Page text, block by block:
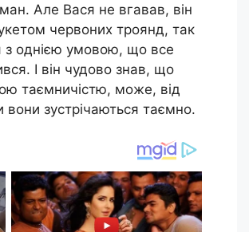
Але Вася не вгавав, він
червоних троянд, так
з однією умовою, що все
І він чудово знав, що
таємничістю, може, від
зустрічаються таємно.